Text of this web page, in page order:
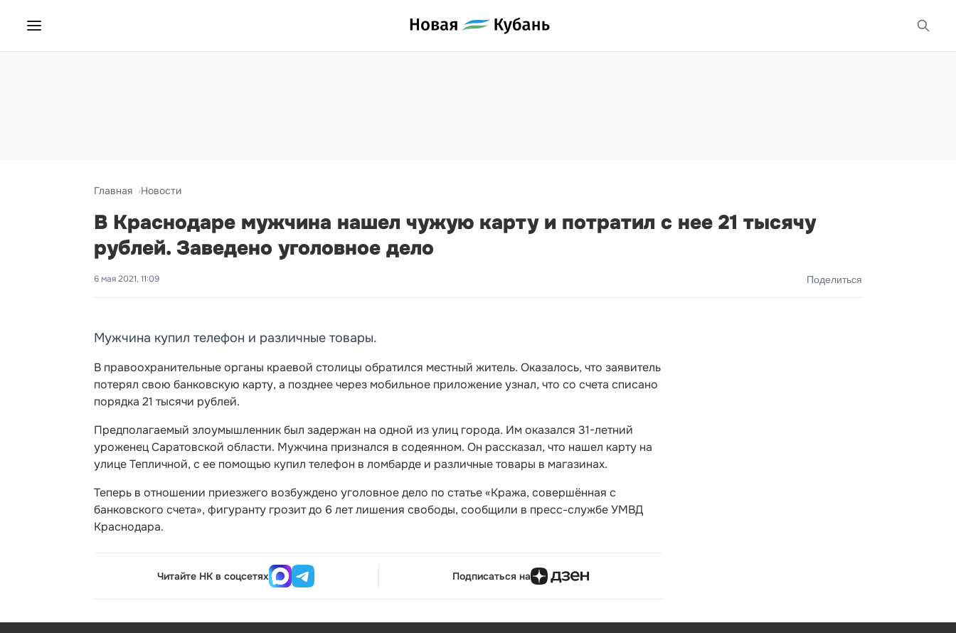
Главная Новости
В Краснодаре мужчина нашел чужую карту и потратил с нее 21 тысячу
рублей. Заведено уголовное дело
6 мая 2021, 11:09 Поделиться
Мужчина купил телефон и различные товары.
В правоохранительные органы краевой столицы обратился местный житель. Оказалось, что заявитель
потерял свою банковскую карту, а позднее через мобильное приложение узнал, что со счета списано
порядка 21 тысячи рублей.
Предполагаемый злоумышленник был задержан на одной из улиц города. Им оказался 31-летний
уроженец Саратовской области. Мужчина признался в содеянном. Он рассказал, что нашел карту на
улице Тепличной, с ее помощью купил телефон в ломбарде и различные товары в магазинах.
Теперь в отношении приезжего возбуждено уголовное дело по статье«Кража, совершённая с
банковского счета», фигуранту грозит до 6 лет лишения свободы, сообщили в пресс-службе УМВД
Краснодара.
Читайте НК в соцсетях Подписаться на